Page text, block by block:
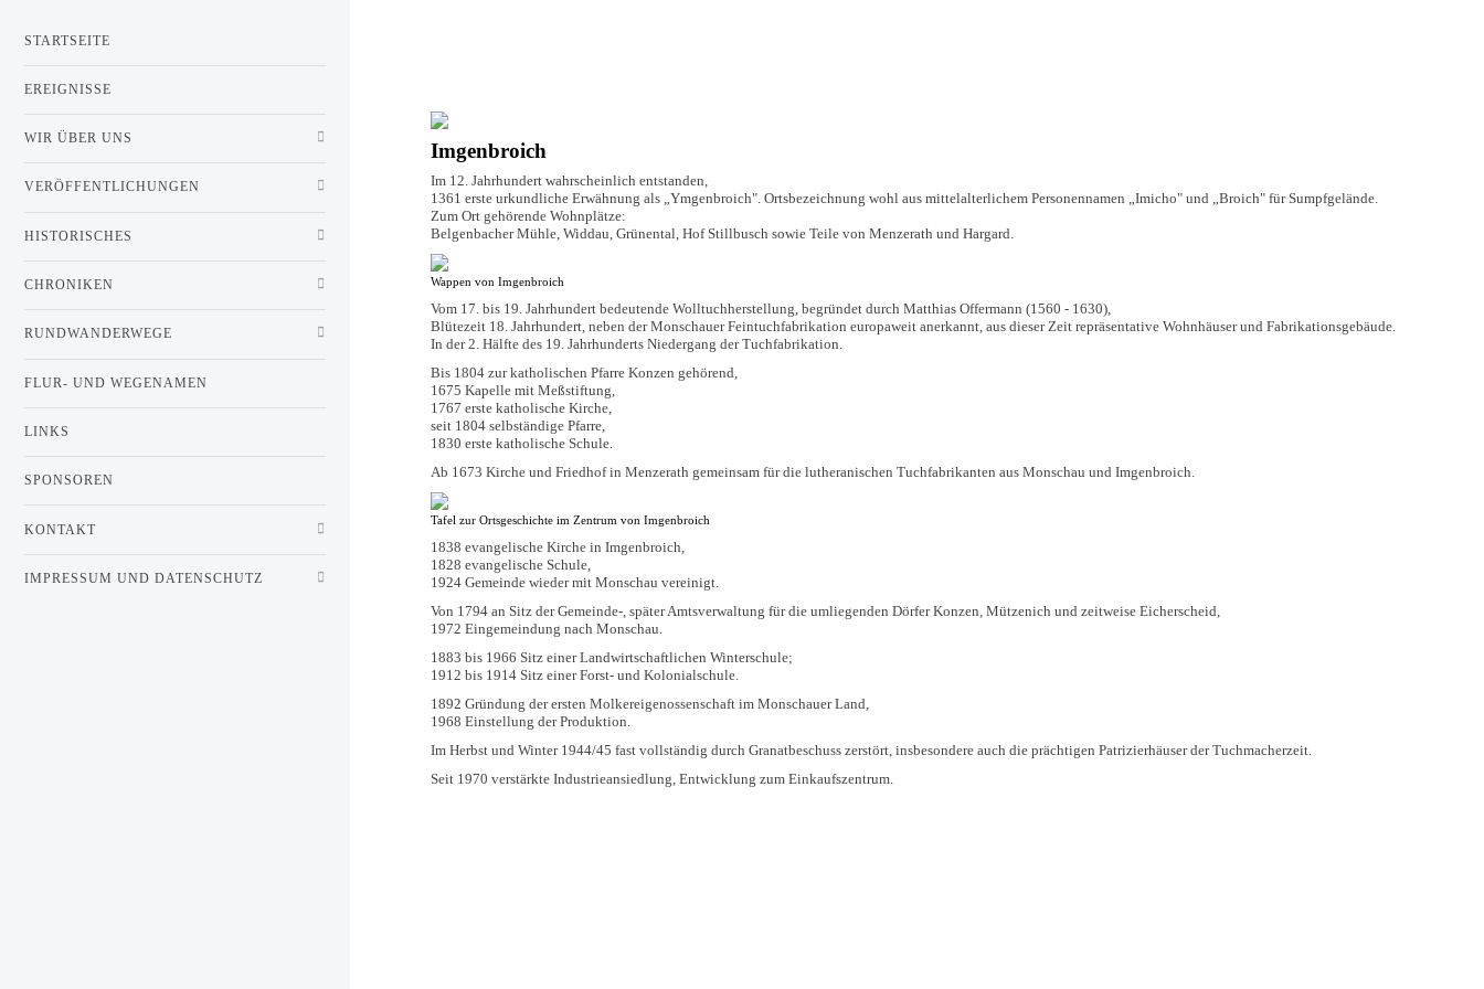
Imgenbroich
Im 12. Jahrhundert wahrscheinlich entstanden,
1361 erste urkundliche Erwähnung als „Ymgenbroich". Ortsbezeichnung wohl aus mittelalterlichem Personennamen „Imicho" und „Broich" für Sumpfgelände.
Zum Ort gehörende Wohnplätze:
Belgenbacher Mühle, Widdau, Grünental, Hof Stillbusch sowie Teile von Menzerath und Hargard.
Wappen von Imgenbroich
Vom 17. bis 19. Jahrhundert bedeutende Wolltuchherstellung, begründet durch Matthias Offermann (1560 - 1630),
Blütezeit 18. Jahrhundert, neben der Monschauer Feintuchfabrikation europaweit anerkannt, aus dieser Zeit repräsentative Wohnhäuser und Fabrikationsgebäude.
In der 2. Hälfte des 19. Jahrhunderts Niedergang der Tuchfabrikation.
Bis 1804 zur katholischen Pfarre Konzen gehörend,
1675 Kapelle mit Meßstiftung,
1767 erste katholische Kirche,
seit 1804 selbständige Pfarre,
1830 erste katholische Schule.
Ab 1673 Kirche und Friedhof in Menzerath gemeinsam für die lutheranischen Tuchfabrikanten aus Monschau und Imgenbroich.
Tafel zur Ortsgeschichte im Zentrum von Imgenbroich
1838 evangelische Kirche in Imgenbroich,
1828 evangelische Schule,
1924 Gemeinde wieder mit Monschau vereinigt.
Von 1794 an Sitz der Gemeinde-, später Amtsverwaltung für die umliegenden Dörfer Konzen, Mützenich und zeitweise Eicherscheid,
1972 Eingemeindung nach Monschau.
1883 bis 1966 Sitz einer Landwirtschaftlichen Winterschule;
1912 bis 1914 Sitz einer Forst- und Kolonialschule.
1892 Gründung der ersten Molkereigenossenschaft im Monschauer Land,
1968 Einstellung der Produktion.
Im Herbst und Winter 1944/45 fast vollständig durch Granatbeschuss zerstört, insbesondere auch die prächtigen Patrizierhäuser der Tuchmacherzeit.
Seit 1970 verstärkte Industrieansiedlung, Entwicklung zum Einkaufszentrum.
STARTSEITE
EREIGNISSE
WIR ÜBER UNS
VERÖFFENTLICHUNGEN
HISTORISCHES
CHRONIKEN
RUNDWANDERWEGE
FLUR- UND WEGENAMEN
LINKS
SPONSOREN
KONTAKT
IMPRESSUM UND DATENSCHUTZ